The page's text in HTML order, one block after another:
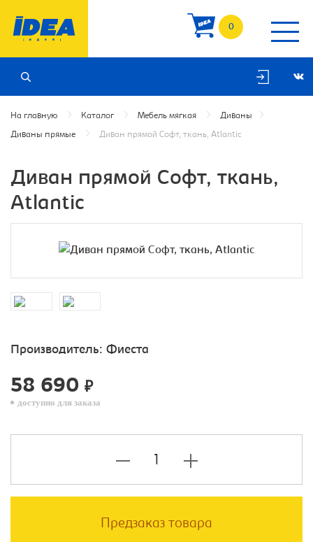
0
На главную Каталог Мебель мягкая Диваны
Диваны прямые Диван прямой Софт, ткань, Atlantic
Диван прямой Софт, ткань,
Atlantic
Производитель: Фиеста
58 690 ₽
доступно для заказа
Предзаказ товара